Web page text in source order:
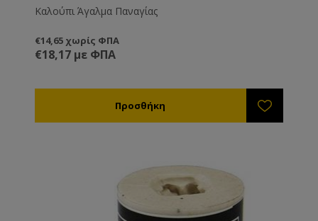
Καλούπι Άγαλμα Παναγίας
€14,65 χωρίς ΦΠΑ
€18,17 με ΦΠΑ